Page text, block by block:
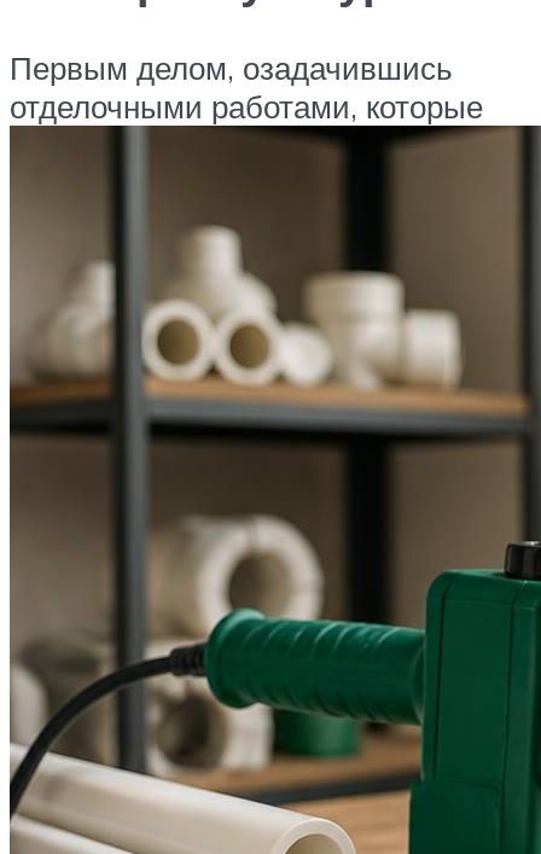
Первым делом, озадачившись
отделочными работами, которые